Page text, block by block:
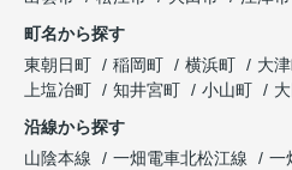
町名から探す
東朝日町
稲岡町 横浜町 大
上塩冶町
知井宮町 小山町
沿線から探す
山陰本線
一畑電車北松江線 一